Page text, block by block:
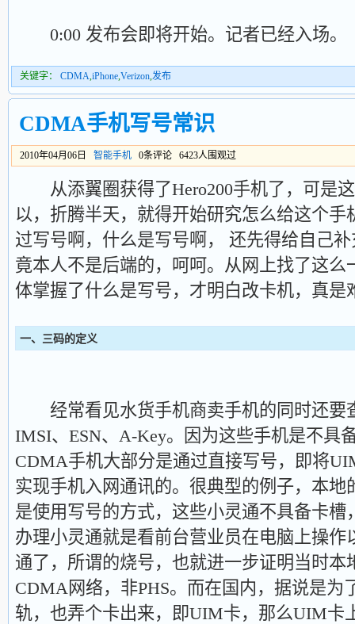
0:00 发布会即将开始。记者已经入场。
关键字： CDMA,iPhone,Verizon,发布
CDMA手机写号常识
2010年04月06日 智能手机 0条评论 6423人围观过
从添翼圈获得了Hero200手机了，可是
以，折腾半天，就得开始研究怎么给这个手
过写号啊，什么是写号啊， 还先得给自己
竟本人不是后端的，呵呵。从网上找了这么
体掌握了什么是写号，才明白改卡机，真是
一、三码的定义
经常看见水货手机商卖手机的同时还要
IMSI、ESN、A-Key。因为这些手机是不具
CDMA手机大部分是通过直接写号，即将
实现手机入网通讯的。很典型的例子，本地
是使用写号的方式，这些小灵通不具备卡槽
办理小灵通就是看前台营业员在电脑上操作
通了，所谓的烧号，也就进一步证明当时本
CDMA网络，非PHS。而在国内，据说是为
轨，也弄个卡出来，即UIM卡，那么UIM卡